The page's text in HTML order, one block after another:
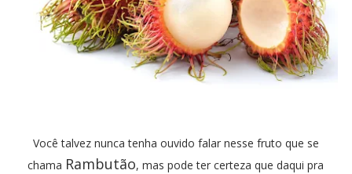
Você talvez nunca tenha ouvido falar nesse fruto que se
chama Rambutão, mas pode ter certeza que daqui pra